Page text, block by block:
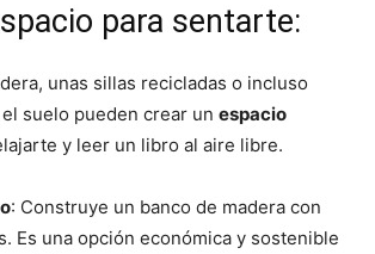
para sentarte:
unas sillas recicladas o incluso
suelo pueden crear un espacio
y leer un libro al aire libre.
: Construye un banco de madera con
Es una opción económica y sostenible